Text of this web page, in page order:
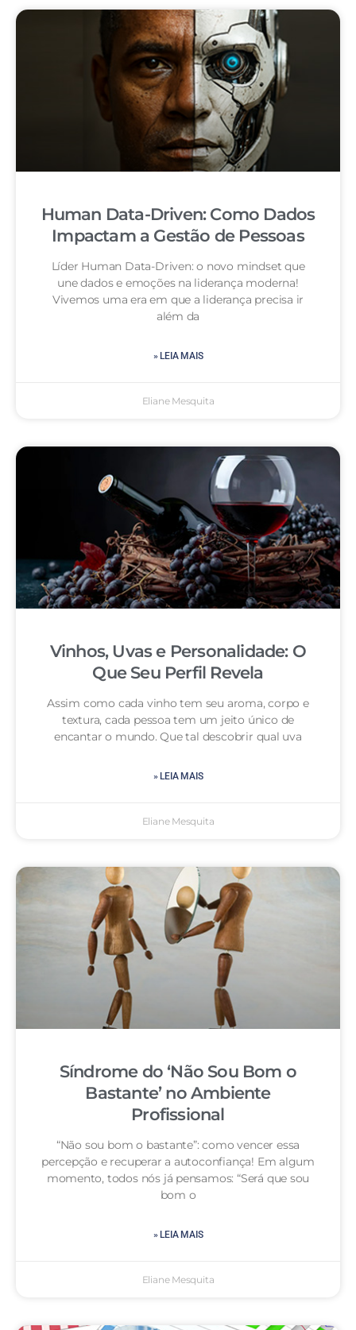
Human Data-Driven: Como Dados
Impactam a Gestão de Pessoas
Líder Human Data-Driven: o novo mindset que
une dados e emoções na liderança moderna!
Vivemos uma era em que a liderança precisa ir
além da
» LEIA MAIS
Eliane Mesquita
Vinhos, Uvas e Personalidade: O
Que Seu Perfil Revela
Assim como cada vinho tem seu aroma, corpo e
textura, cada pessoa tem um jeito único de
encantar o mundo. Que tal descobrir qual uva
» LEIA MAIS
Eliane Mesquita
Síndrome do ‘Não Sou Bom o
Bastante’ no Ambiente
Profissional
“Não sou bom o bastante”: como vencer essa
percepção e recuperar a autoconfiança! Em algum
momento, todos nós já pensamos: “Será que sou
bom o
» LEIA MAIS
Eliane Mesquita